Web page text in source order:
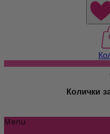
Колички
Menu